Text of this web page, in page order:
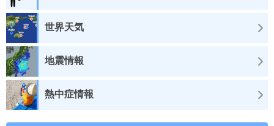
世界天気
地震情報
熱中症情報